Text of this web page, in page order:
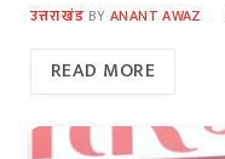
उत्तराखंड BY ANANT AWAZ
READ MORE